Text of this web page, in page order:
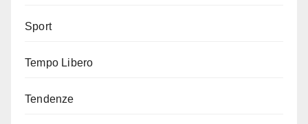
Sport
Tempo Libero
Tendenze